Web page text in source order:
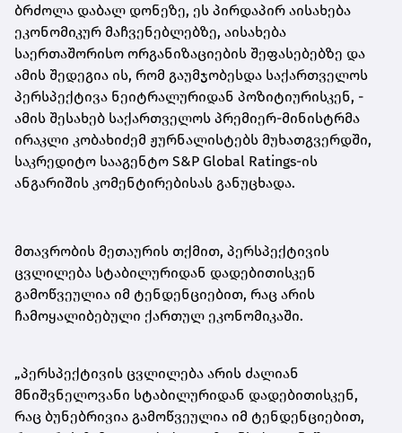
ბრძოლა დაბალ დონეზე, ეს პირდაპირ აისახება
ეკონომიკურ მაჩვენებლებზე, აისახება
საერთაშორისო ორგანიზაციების შეფასებებზე და
ამის შედეგია ის, რომ გაუმჯობესდა საქართველოს
პერსპექტივა ნეიტრალურიდან პოზიტიურისკენ, -
ამის შესახებ საქართველოს პრემიერ-მინისტრმა
ირაკლი კობახიძემ ჟურნალისტებს მუხათგვერდში,
საკრედიტო სააგენტო S&P Global Ratings-ის
ანგარიშის კომენტირებისას განუცხადა.
მთავრობის მეთაურის თქმით, პერსპექტივის
ცვლილება სტაბილურიდან დადებითისკენ
გამოწვეულია იმ ტენდენციებით, რაც არის
ჩამოყალიბებული ქართულ ეკონომიკაში.
„პერსპექტივის ცვლილება არის ძალიან
მნიშვნელოვანი სტაბილურიდან დადებითისკენ,
რაც ბუნებრივია გამოწვეულია იმ ტენდენციებით,